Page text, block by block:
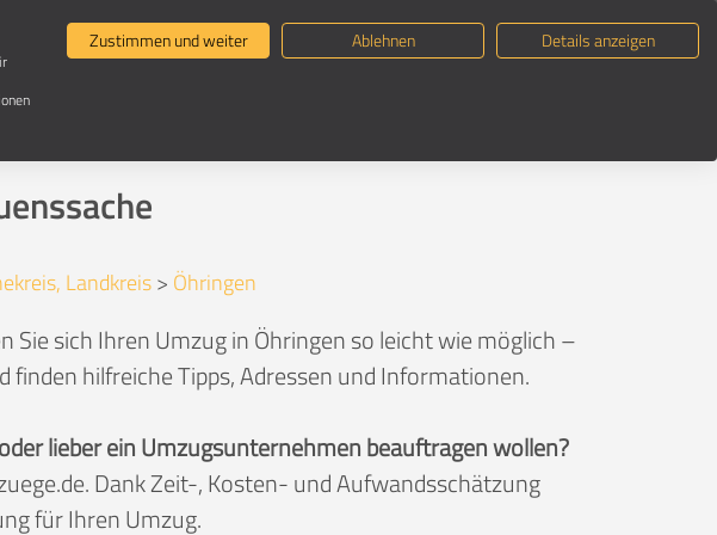
Umzugsunternehmen suchen Umzugsratgeber
Landkreis> Öhringen
Sie sich Ihren Umzug in Öhringen so leicht wie möglich –
hilfreiche Tipps, Adressen und Informationen.
lieber ein Umzugsunternehmen beauftragen wollen?
Dank Zeit-, Kosten- und Aufwandsschätzung
für Ihren Umzug.
Zustimmen und weiter Ablehnen Details anzeigen